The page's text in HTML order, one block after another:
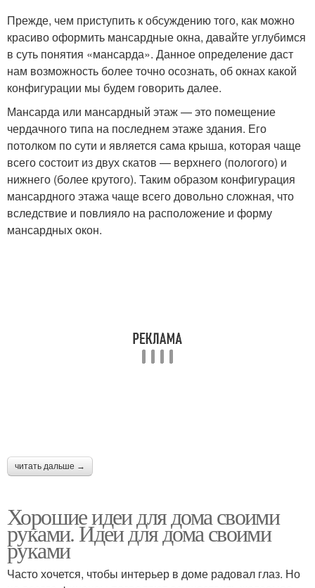
Прежде, чем приступить к обсуждению того, как можно
красиво оформить мансардные окна, давайте углубимся
в суть понятия «мансарда». Данное определение даст
нам возможность более точно осознать, об окнах какой
конфигурации мы будем говорить далее.
Мансарда или мансардный этаж — это помещение
чердачного типа на последнем этаже здания. Его
потолком по сути и является сама крыша, которая чаще
всего состоит из двух скатов — верхнего (пологого) и
нижнего (более крутого). Таким образом конфигурация
мансардного этажа чаще всего довольно сложная, что
вследствие и повлияло на расположение и форму
мансардных окон.
читать дальше →
Хорошие идеи для дома своими
руками. Идеи для дома своими
руками
Часто хочется, чтобы интерьер в доме радовал глаз. Но